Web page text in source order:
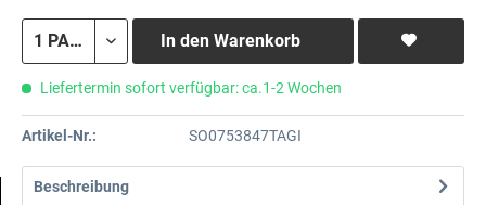
In den Warenkorb
Liefertermin sofort verfügbar: ca.1-2 Wochen
Artikel-Nr.: SO0753847TAGI
Beschreibung